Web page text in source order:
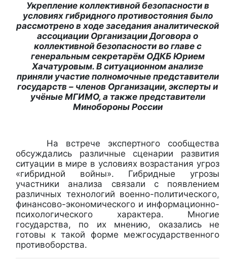
Укрепление коллективной безопасности в
условиях гибридного противостояния было
рассмотрено в ходе заседания аналитической
ассоциации Организации Договора о
коллективной безопасности во главе с
генеральным секретарём ОДКБ Юрием
Хачатуровым. В ситуационном анализе
приняли участие полномочные представители
государств – членов Организации, эксперты и
учёные МГИМО, а также представители
Минобороны России
На встрече экспертного сообщества
обсуждались различные сценарии развития
ситуации в мире в условиях возрастания угроз
«гибридной войны». Гибридные угрозы
участники анализа связали с появлением
различных технологий военно-политического,
финансово-экономического и информационно-
психологического характера. Многие
государства, по их мнению, оказались не
готовы к такой форме межгосударственного
противоборства.